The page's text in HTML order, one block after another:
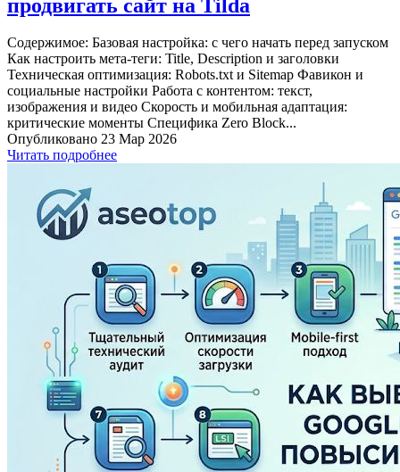
продвигать сайт на Tilda
Содержимое: Базовая настройка: с чего начать перед запуском
Как настроить мета-теги: Title, Description и заголовки
Техническая оптимизация: Robots.txt и Sitemap Фавикон и
социальные настройки Работа с контентом: текст,
изображения и видео Скорость и мобильная адаптация:
критические моменты Специфика Zero Block...
Опубликовано 23 Мар 2026
Читать подробнее